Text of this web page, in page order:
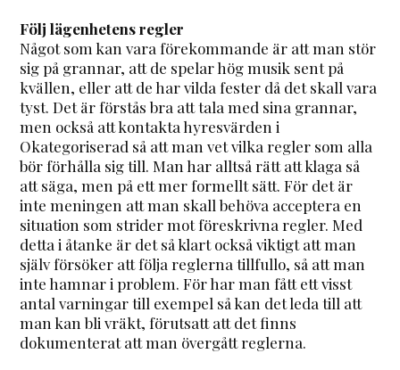
Följ lägenhetens regler
Något som kan vara förekommande är att man stör
sig på grannar, att de spelar hög musik sent på
kvällen, eller att de har vilda fester då det skall vara
tyst. Det är förstås bra att tala med sina grannar,
men också att kontakta hyresvärden i
Okategoriserad så att man vet vilka regler som alla
bör förhålla sig till. Man har alltså rätt att klaga så
att säga, men på ett mer formellt sätt. För det är
inte meningen att man skall behöva acceptera en
situation som strider mot föreskrivna regler. Med
detta i åtanke är det så klart också viktigt att man
själv försöker att följa reglerna tillfullo, så att man
inte hamnar i problem. För har man fått ett visst
antal varningar till exempel så kan det leda till att
man kan bli vräkt, förutsatt att det finns
dokumenterat att man övergått reglerna.